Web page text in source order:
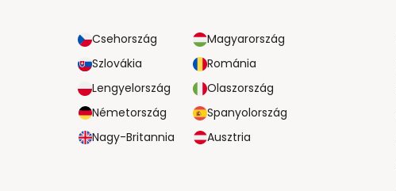
Csehország
Magyarország
Szlovákia
Románia
Lengyelország
Olaszország
Németország
Spanyolország
Nagy-Britannia
Ausztria